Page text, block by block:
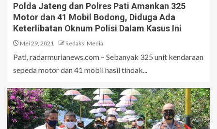
Polda Jateng dan Polres Pati Amankan 325
Motor dan 41 Mobil Bodong, Diduga Ada
Keterlibatan Oknum Polisi Dalam Kasus Ini
Mei 29, 2021 Redaksi Media
Pati, radarmurianews.com – Sebanyak 325 unit kendaraan
sepeda motor dan 41 mobil hasil tindak...